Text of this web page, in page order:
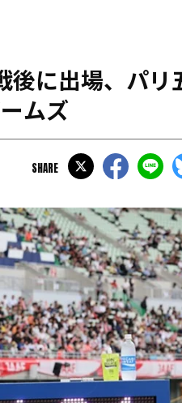
後に出場、パリ
ムズ
SHARE